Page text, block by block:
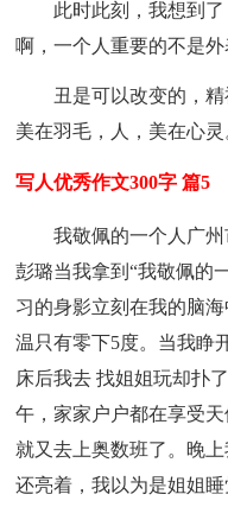
此时此刻，我想到
啊，一个人重要的不是外
丑是可以改变的，
美在羽毛，人，美在心灵
写人优秀作文300字 篇5
我敬佩的一个人广
彭璐当我拿到“我敬佩的
习的身影立刻在我的脑
温只有零下5度。当我睁
床后我去 找姐姐玩却扑
午，家家户户都在享受
就又去上奥数班了。晚
还亮着，我以为是姐姐